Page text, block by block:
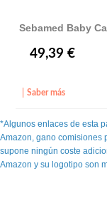
Sebamed Baby
Saber más
49,39 €
*Algunos enlaces de esta
Amazon, gano comisiones
supone ningún coste
Amazon y su logotipo son